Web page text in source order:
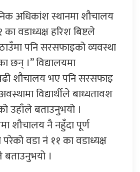
अधिकांश स्थानमा शौचालय
वडाध्यक्ष हरिश बिष्टले
पनि सरसफाइको व्यवस्था
छन् ।” विद्यालयमा
शौचालय भए पनि सरसफाइ
विद्यार्थीले बाध्यतावश
उहाँले बताउनुभयो ।
शौचालय नै नहुँदा पूर्ण
वडा नं ११ का वडाध्यक्ष
।